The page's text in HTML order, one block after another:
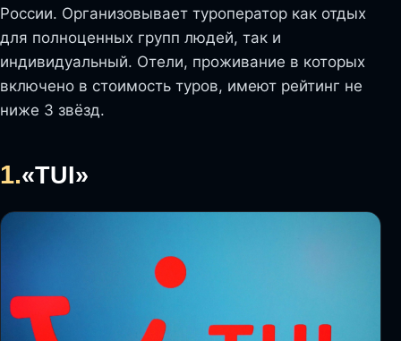
России. Организовывает туроператор как отдых
для полноценных групп людей, так и
индивидуальный. Отели, проживание в которых
включено в стоимость туров, имеют рейтинг не
ниже 3 звёзд.
1.«TUI»